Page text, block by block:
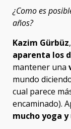
¿Como es
años?
Kazim Gürbüz
aparenta los
mantener una
mundo
cual parece
encaminado).
mucho yoga